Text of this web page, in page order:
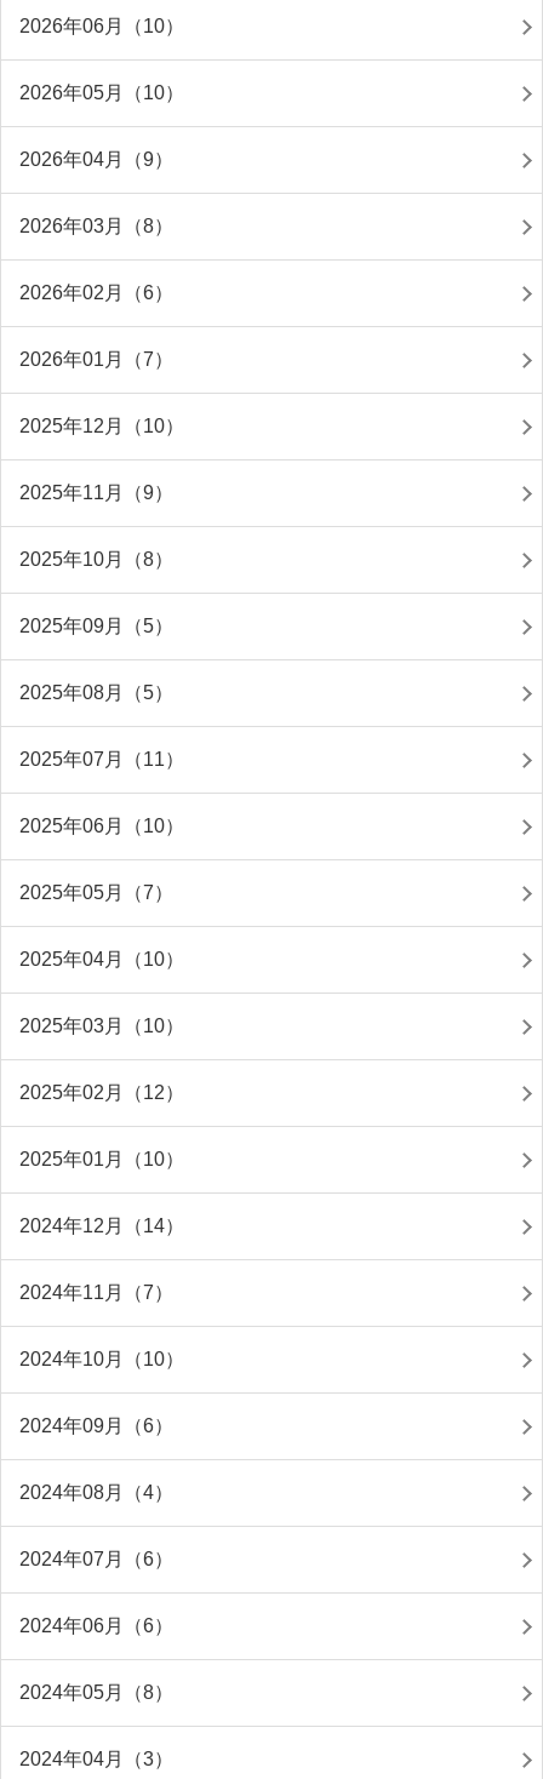
2026年06月（10）
2026年05月（10）
2026年04月（9）
2026年03月（8）
2026年02月（6）
2026年01月（7）
2025年12月（10）
2025年11月（9）
2025年10月（8）
2025年09月（5）
2025年08月（5）
2025年07月（11）
2025年06月（10）
2025年05月（7）
2025年04月（10）
2025年03月（10）
2025年02月（12）
2025年01月（10）
2024年12月（14）
2024年11月（7）
2024年10月（10）
2024年09月（6）
2024年08月（4）
2024年07月（6）
2024年06月（6）
2024年05月（8）
2024年04月（3）